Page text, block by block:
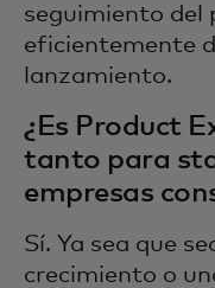
seguimiento del
eficientemente
lanzamiento.
¿Es Product
tanto para
empresas
Sí. Ya sea que
crecimiento o